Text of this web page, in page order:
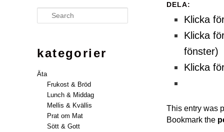
DELA:
Klicka
Klicka
fönster)
Klicka
This entry was
Bookmark the
Search
kategorier
Äta
Frukost & Bröd
Lunch & Middag
Mellis & Kvällis
Prat om Mat
Sött & Gott